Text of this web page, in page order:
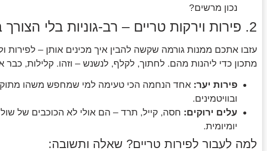
נכון מרשים?
2. פירות וירקות טריים – רב-גוניות בלי הצורך במתכון
עזבו אתכם ממנות גורמה שקשה להבין איך מכינים אותן – לפירות
מתכון כדי ליהנות מהם. לחתוך, לקלף, לנשנש – וזהו. קלילות, כבר
פירות יער: אחד הנחמה הכי טעימה למי שמחפש משהו מתוק
ובוויטמינים.
עלים ירוקים: חסה, קייל, תרד – הם אולי לא הכוכבים של
יומיומית.
למה לעבור לפירות טריים? שאלה ותשובה: